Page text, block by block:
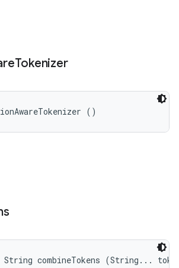
Tokenizer
()
combineTokens (String...